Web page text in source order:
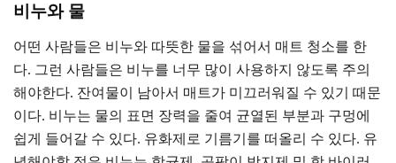
비누와 물
어떤 사람들은 비누와 따뜻한 물을 섞어서 매트 청소를 한
다. 그런 사람들은 비누를 너무 많이 사용하지 않도록 주의
해야한다. 잔여물이 남아서 매트가 미끄러워질 수 있기 때문
이다. 비누는 물의 표면 장력을 줄여 균열된 부분과 구멍에
쉽게 들어갈 수 있다. 유화제로 기름기를 떠올리 수 있다. 유